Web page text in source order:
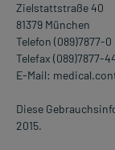
Zielstattstraße 40
81379 München
Telefon (089)7877-0
Telefax (089)7877-
E-Mail:
Diese
2015.